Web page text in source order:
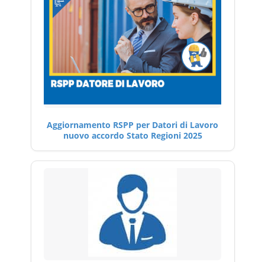
Aggiornamento RSPP per Datori di Lavoro
nuovo accordo Stato Regioni 2025